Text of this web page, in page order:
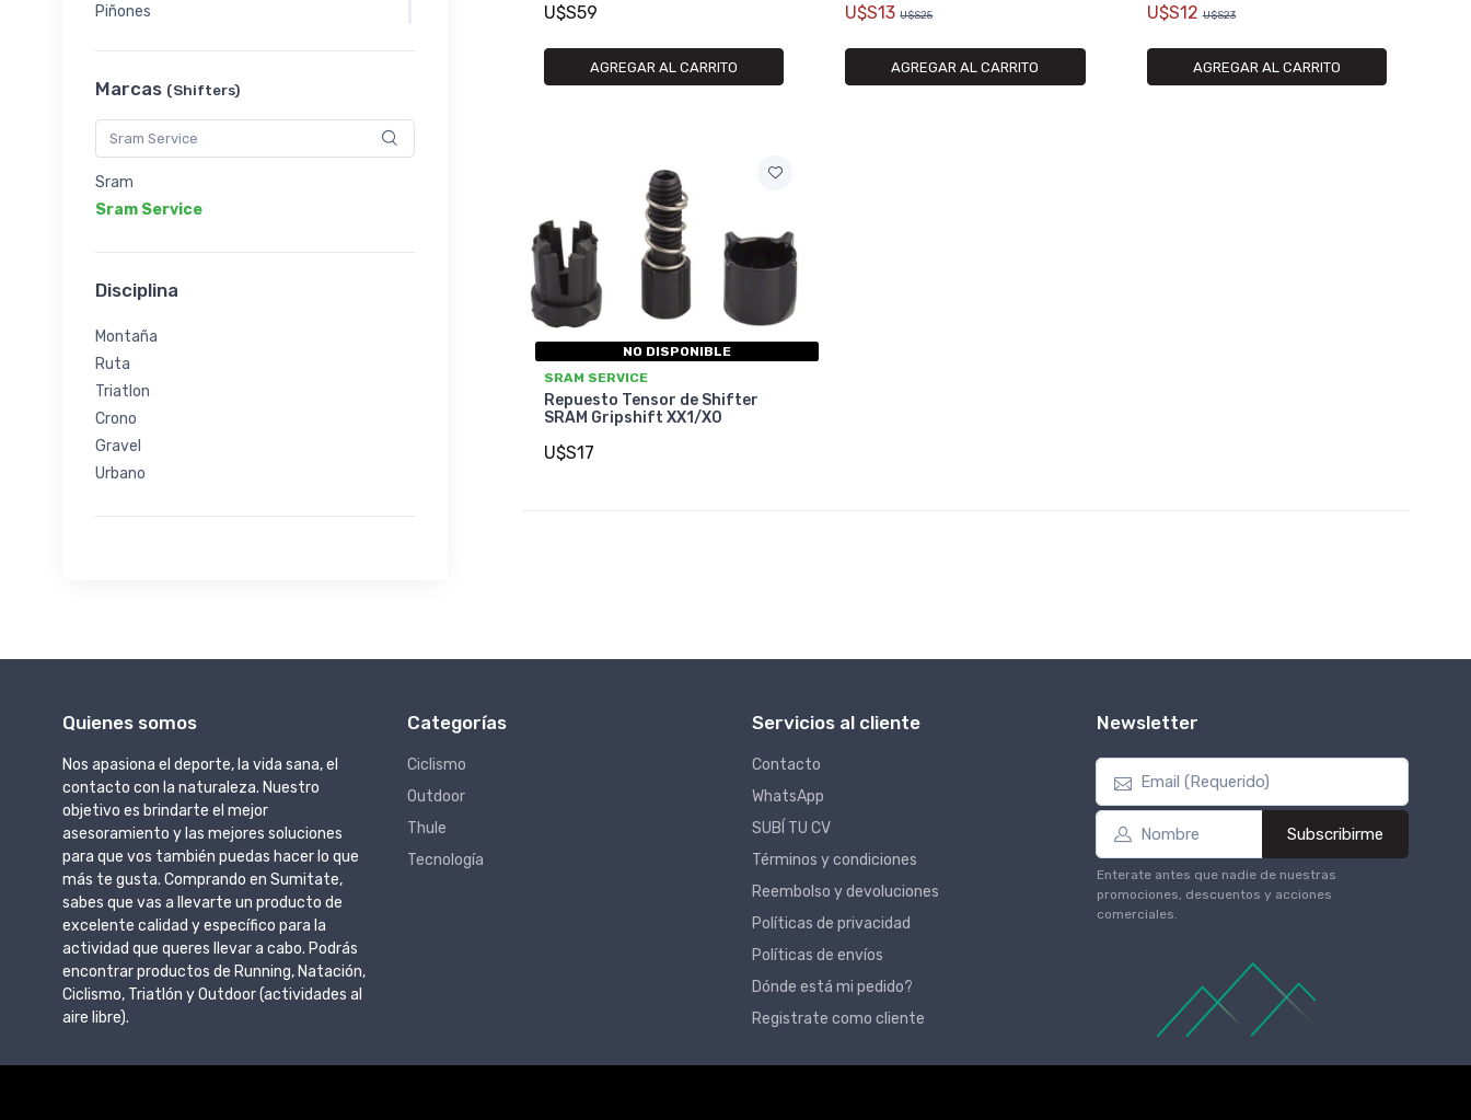
Piñones
Shifters
Marcas (Shifters)
Sram
Sram Service
Disciplina
Montaña
Ruta
Triatlon
Crono
Gravel
Urbano
U$S59
AGREGAR AL CARRITO
U$S13 U$S25
AGREGAR AL CARRITO
U$S12 U$S23
AGREGAR AL CARRITO
NO DISPONIBLE
SRAM SERVICE
Repuesto Tensor de Shifter
SRAM Gripshift XX1/X0
U$S17
Quienes somos
Nos apasiona el deporte, la vida sana, el
contacto con la naturaleza. Nuestro
objetivo es brindarte el mejor
asesoramiento y las mejores soluciones
para que vos también puedas hacer lo que
más te gusta. Comprando en Sumitate,
sabes que vas a llevarte un producto de
excelente calidad y específico para la
actividad que queres llevar a cabo. Podrás
encontrar productos de Running, Natación,
Ciclismo, Triatlón y Outdoor (actividades al
aire libre).
Categorías
Ciclismo
Outdoor
Thule
Tecnología
Servicios al cliente
Contacto
WhatsApp
SUBÍ TU CV
Términos y condiciones
Reembolso y devoluciones
Políticas de privacidad
Políticas de envíos
Dónde está mi pedido?
Registrate como cliente
Newsletter
Subscribirme
Enterate antes que nadie de nuestras
promociones, descuentos y acciones
comerciales.